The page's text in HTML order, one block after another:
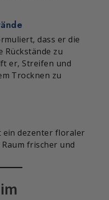
dass er die
Rückstände zu
er, Streifen und
Trocknen zu
ein dezenter floraler
frischer und